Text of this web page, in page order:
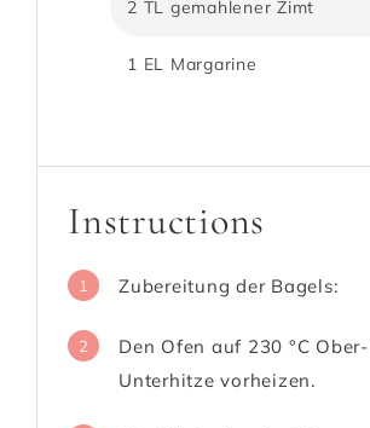
2 TL gemahlener Zimt
1 EL Margarine
Instructions
1 Zubereitung der Bagels:
2
Den Ofen auf 230 °C
Unterhitze vorheizen.